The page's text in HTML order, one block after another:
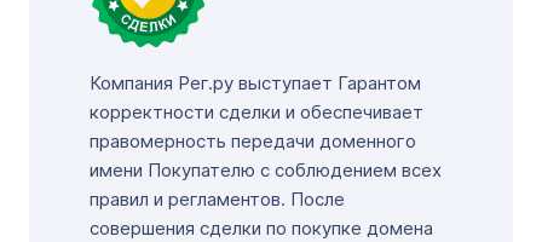
Компания Рег.ру выступает Гарантом
корректности сделки и обеспечивает
правомерность передачи доменного
имени Покупателю с соблюдением всех
правил и регламентов. После
совершения сделки по покупке домена